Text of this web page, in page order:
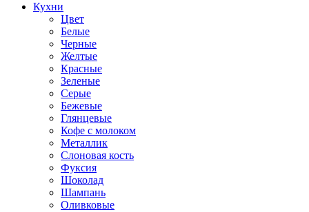
Кухни
Цвет
Белые
Черные
Желтые
Красные
Зеленые
Серые
Бежевые
Глянцевые
Кофе с молоком
Металлик
Слоновая кость
Фуксия
Шоколад
Шампань
Оливковые